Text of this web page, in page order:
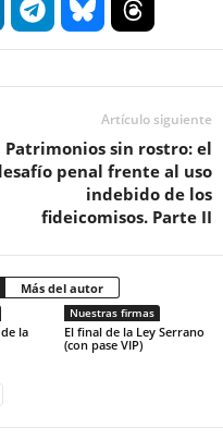
Artículo siguiente
Patrimonios sin rostro: el
penal frente al uso
indebido de los
fideicomisos. Parte II
Más del autor
la
Nuestras firmas
El final de la Ley Serrano
(con pase VIP)